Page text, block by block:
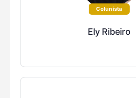
Colunista
Ely Ribeiro